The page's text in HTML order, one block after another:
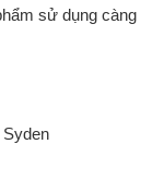
sử dụng càng
Syden